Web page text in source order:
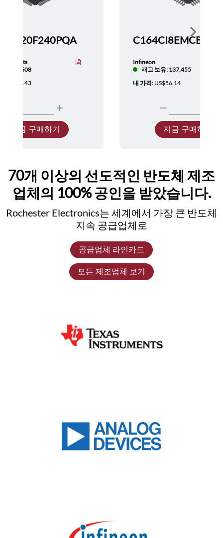
보유: 5,608
US$137.43
지금 구매하기
Infineon
재고 보유: 137,455
내 가격: US$56.14
지금 구매하기
Show
70개 이상의 선도적인 반도체 제조
업체의 100% 공인을 받았습니다.
Rochester Electronics는 세계에서 가장 큰 반도체
지속 공급업체로
공급업체 라인카드
모든 제조업체 보기